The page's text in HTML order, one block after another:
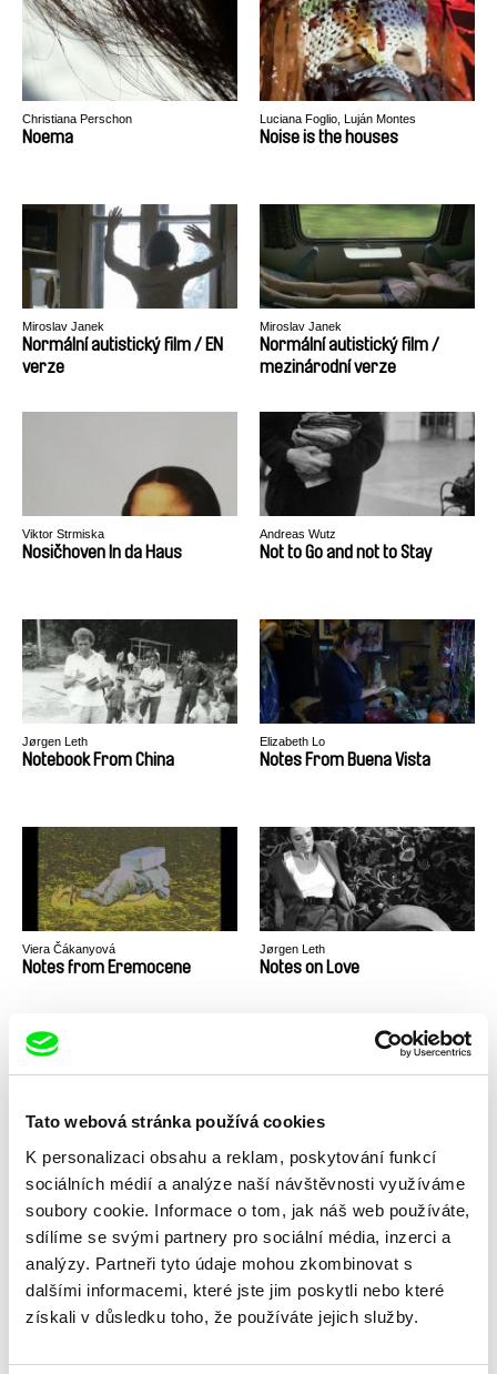
Tato webová stránka používá cookies
K personalizaci obsahu a reklam, poskytování funkcí
sociálních médií a analýze naší návštěvnosti využíváme
soubory cookie. Informace o tom, jak náš web používáte,
sdílíme se svými partnery pro sociální média, inzerci a
analýzy. Partneři tyto údaje mohou zkombinovat s
dalšími informacemi, které jste jim poskytli nebo které
získali v důsledku toho, že používáte jejich služby.
Christiana Perschon
Noema
Luciana Foglio, Luján Montes
Noise is the houses
Miroslav Janek
Normální autistický film / EN
verze
Miroslav Janek
Normální autistický film /
mezinárodní verze
Viktor Strmiska
Nosičhoven In da Haus
Andreas Wutz
Not to Go and not to Stay
Jørgen Leth
Notebook From China
Elizabeth Lo
Notes From Buena Vista
Viera Čákanyová
Notes from Eremocene
Jørgen Leth
Notes on Love
Karel Vachek
Nový Hyperion aneb Volnost,
Alain De Halleux
Nuclear: nothing to report
Laurence Favre Vladimír Turner